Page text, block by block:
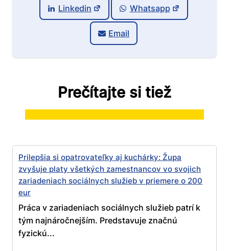
Linkedin Whatsapp
Email
Prečítajte si tiež
Prilepšia si opatrovateľky aj kuchárky: Župa
zvyšuje platy všetkých zamestnancov vo svojich
zariadeniach sociálnych služieb v priemere o 200
eur
Práca v zariadeniach sociálnych služieb patrí k
tým najnáročnejším. Predstavuje značnú
fyzickú...